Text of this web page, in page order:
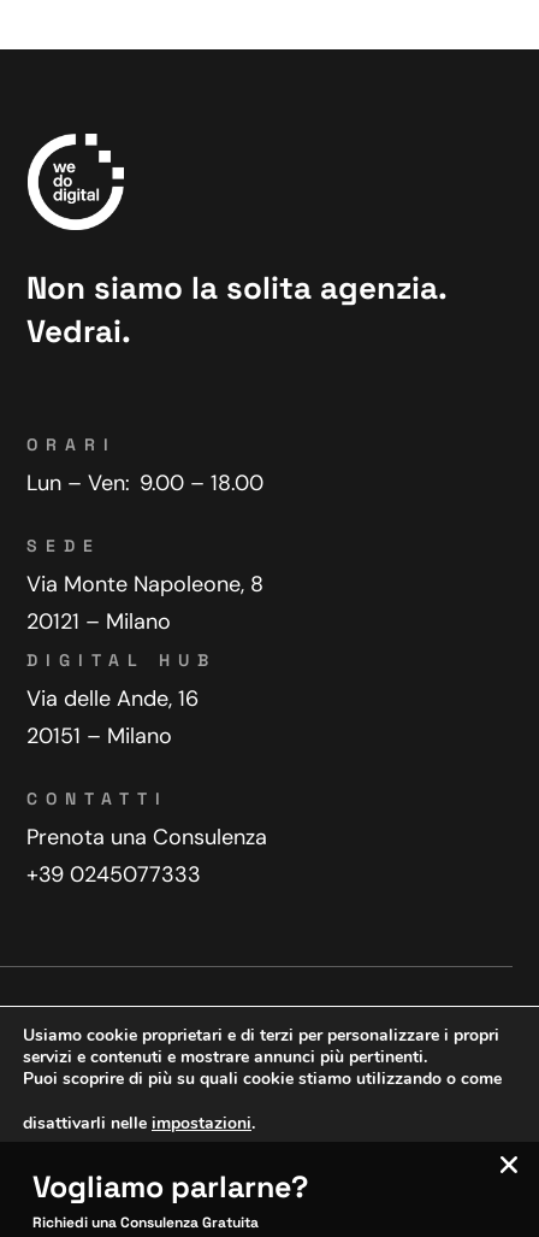
Non siamo la solita agenzia.
Vedrai.
ORARI
Lun – Ven: 9.00 – 18.00
SEDE
Via Monte Napoleone, 8
20121 – Milano
DIGITAL HUB
Via delle Ande, 16
20151 – Milano
CONTATTI
Prenota una Consulenza
+39 0245077333
Copyright © 2025 WeDoDigital
Creazione e sviluppo siti web
SITOCERTO®
Usiamo cookie proprietari e di terzi per personalizzare i propri
servizi e contenuti e mostrare annunci più pertinenti.
Puoi scoprire di più su quali cookie stiamo utilizzando o come
disattivarli nelle impostazioni.
Accetta Impostazioni
Vogliamo parlarne?
Richiedi una Consulenza Gratuita